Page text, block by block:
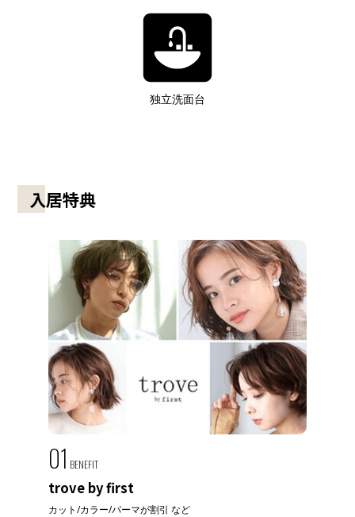
独立洗面台
入居特典
01 BENEFIT
trove by first
カット/カラー/パーマが割引 など